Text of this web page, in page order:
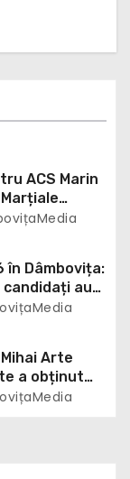
ACS Marin
Mării Negre
în Dâmbovița:
candidați au
Arte
a obținut